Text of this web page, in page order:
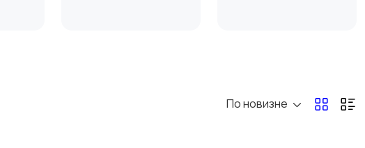
По новизне